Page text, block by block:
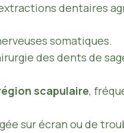
dentaires
somatiques.
des dents de
scapulaire,
sur écran ou de